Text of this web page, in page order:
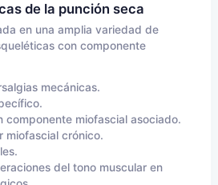
de la punción seca
en una amplia variedad de
con componente
mecánicas.
componente miofascial asociado.
miofascial crónico.
del tono muscular en